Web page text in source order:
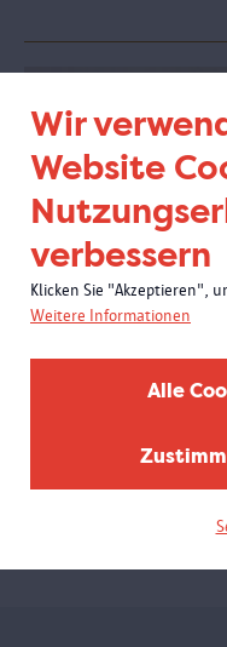
Wir
Website
verbessern
Klicken Sie "Akzeptieren",
Weitere Informationen
Alle
Breaking
Diese Mini-Ausstellung